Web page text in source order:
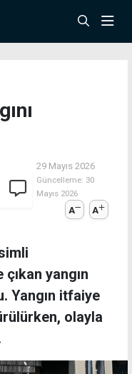
29 Mayıs 2026
Güncelleme: 30
Mayıs 2026
A A
yangın
Yangın itfaiye
olayla